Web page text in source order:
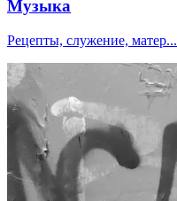
Музыка
Рецепты, служение, матер...